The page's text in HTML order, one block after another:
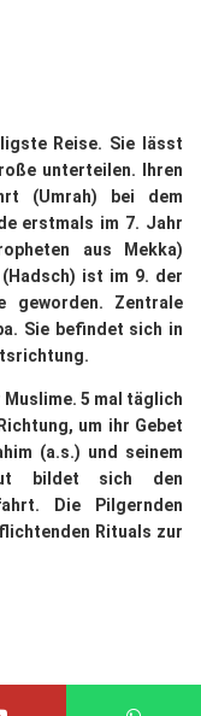
Reise. Sie lässt
unterteilen. Ihren
(Umrah) bei dem
erstmals im 7. Jahr
aus Mekka)
ist im 9. der
geworden. Zentrale
Sie befindet sich in
5 mal täglich
um ihr Gebet
(a.s.) und seinem
bildet sich den
Die Pilgernden
Rituals zur